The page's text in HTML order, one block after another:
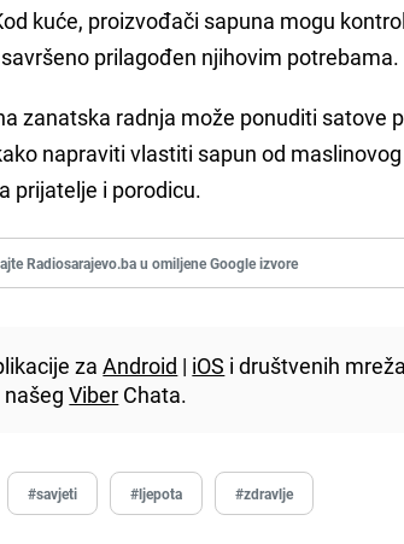
kuće, proizvođači sapuna mogu
prilagođen njihovim potrebama.
zanatska radnja može ponuditi satove
napraviti vlastiti sapun od
prijatelje i porodicu.
Radiosarajevo.ba u omiljene Google izvore
zaAndroid | iOS i društvenih
našegViber Chata.
#savjeti #ljepota #zdravlje